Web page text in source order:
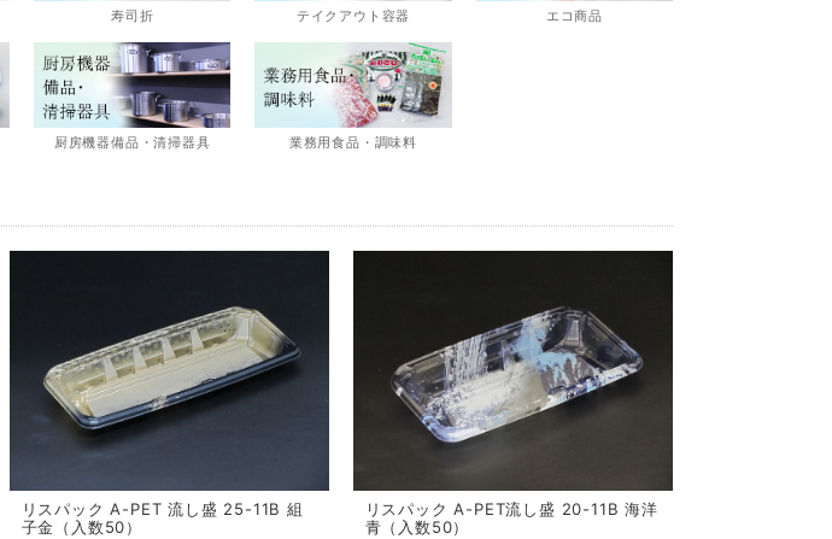
寿司折 テイクアウト容器 エコ商品
厨房機器備品・清掃器具 業務用食品・調味料
リスパック A-PET 流し盛 25-11B 組
子金（入数50）
リスパック A-PET流し盛 20-11B 海洋
青（入数50）